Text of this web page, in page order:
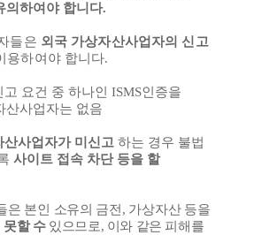
의하여야 합니다.
들은 외국 가상자산사업자의 신고
용하여야 합니다.
고 요건 중 하나인 ISMS인증을
산사업자는 없음
산사업자가 미신고 하는 경우 불법
사이트 접속 차단 등을 할
은 본인 소유의 금전, 가상자산 등을
못할 수 있으므로, 이와 같은 피해를